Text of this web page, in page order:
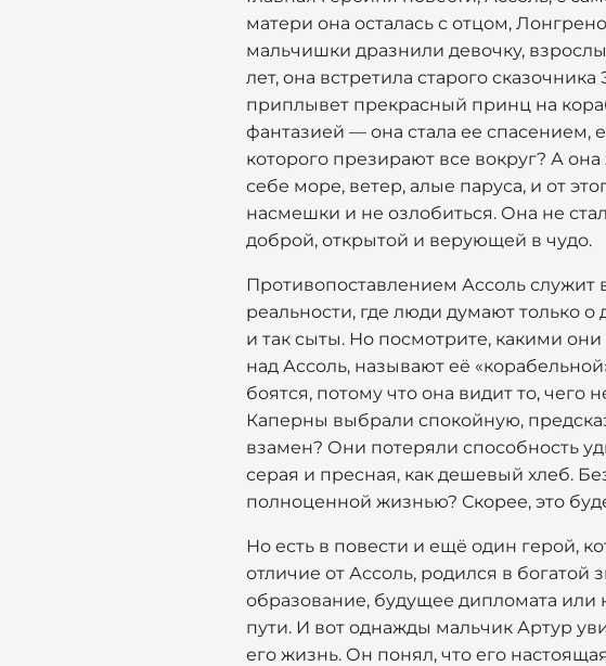
матери она осталась с отцом,
мальчишки дразнили девочку,
лет, она встретила старого
приплывет прекрасный принц на
фантазией — она стала ее спасением,
которого презирают все вокруг? А
себе море, ветер, алые паруса, и от
насмешки и не озлобиться. Она не
доброй, открытой и верующей в чудо.
Противопоставлением Ассоль
реальности, где люди думают только
и так сыты. Но посмотрите, какими
над Ассоль, называют её
боятся, потому что она видит то, чего
Каперны выбрали спокойную,
взамен? Они потеряли способность
серая и пресная, как дешевый хлеб.
полноценной жизнью? Скорее, это
Но есть в повести и ещё один герой,
отличие от Ассоль, родился в богатой
образование, будущее дипломата или
пути. И вот однажды мальчик Артур
его жизнь. Он понял, что его